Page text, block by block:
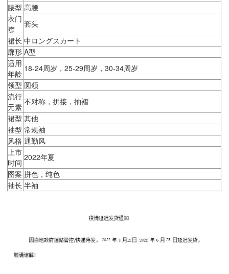
腰型 高腰
衣门
襟
套头
裙长 中ロングスカート
廓形 A型
适用
年龄
18-24周岁，25-29周岁，30-34周岁
领型 圆领
流行
元素
不对称，拼接，抽褶
裙型 其他
袖型 常规袖
风格 通勤风
上市
时间
2022年夏
图案 拼色，纯色
袖长 半袖